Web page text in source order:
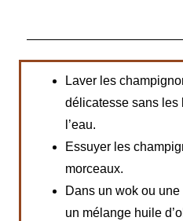
Laver les
délicatesse sans les
l’eau.
Essuyer les
morceaux.
Dans un wok ou
un mélange huile